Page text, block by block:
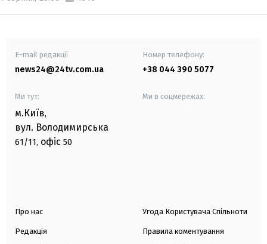
E-mail редакції
news24@24tv.com.ua
Номер телефону:
+38 044 390 5077
Ми тут:
м.Київ,
вул. Володимирська
61/11, офіс 50
Ми в соцмережах:
Про нас
Редакція
Угода Користувача Спільноти
Правила коментування